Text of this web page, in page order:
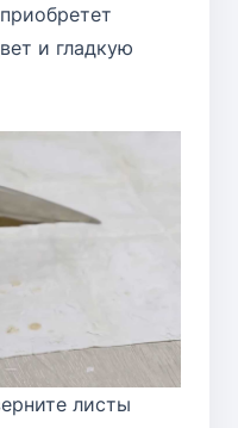
и гладкую
листы